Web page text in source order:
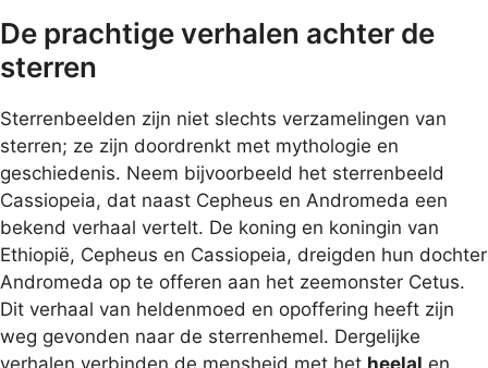
De prachtige verhalen achter de
sterren
Sterrenbeelden zijn niet slechts verzamelingen van
sterren; ze zijn doordrenkt met mythologie en
geschiedenis. Neem bijvoorbeeld het sterrenbeeld
Cassiopeia, dat naast Cepheus en Andromeda een
bekend verhaal vertelt. De koning en koningin van
Ethiopië, Cepheus en Cassiopeia, dreigden hun dochter
Andromeda op te offeren aan het zeemonster Cetus.
Dit verhaal van heldenmoed en opoffering heeft zijn
weg gevonden naar de sterrenhemel. Dergelijke
verhalen verbinden de mensheid met het heelal en